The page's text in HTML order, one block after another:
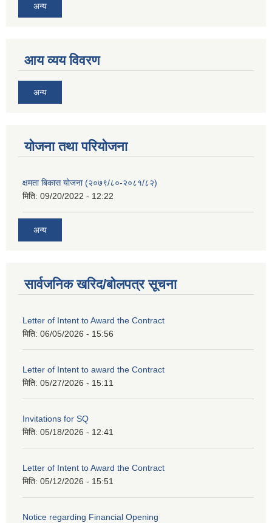
अन्य
आय व्यय विवरण
अन्य
याेजना तथा परियाेजना
क्षमता बिकास योजना (२०७९/८०-२०८१/८२)
मिति: 09/20/2022 - 12:22
अन्य
सार्वजनिक खरिद/बोलपत्र सूचना
Letter of Intent to Award the Contract
मिति: 06/05/2026 - 15:56
Letter of Intent to award the Contract
मिति: 05/27/2026 - 15:11
Invitations for SQ
मिति: 05/18/2026 - 12:41
Letter of Intent to Award the Contract
मिति: 05/12/2026 - 15:51
Notice regarding Financial Opening